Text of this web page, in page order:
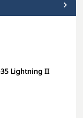
Lightning II